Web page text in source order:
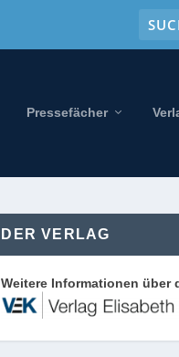
Pressefächer
DER VERLAG
Weitere Informationen über